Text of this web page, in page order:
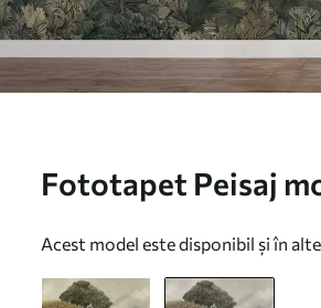
Fototapet Peisaj
Acest model este disponibil și în